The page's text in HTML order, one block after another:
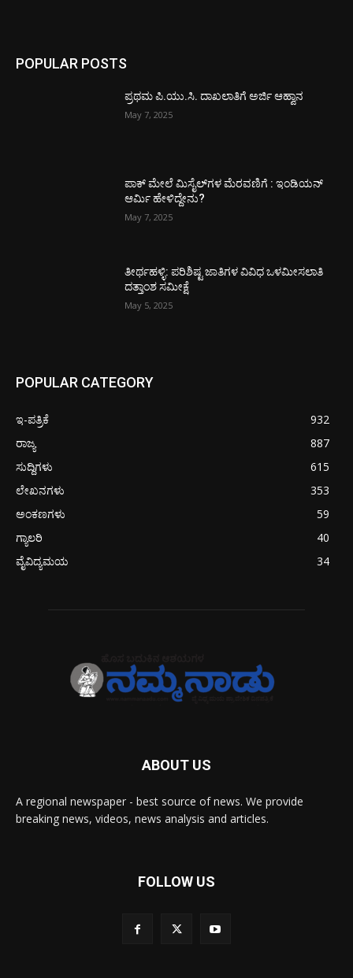
POPULAR POSTS
ಪ್ರಥಮ ಪಿ.ಯು.ಸಿ. ದಾಖಲಾತಿಗೆ ಅರ್ಜಿ ಆಹ್ವಾನ
May 7, 2025
ಪಾಕ್​ ಮೇಲೆ ಮಿಸೈಲ್​ಗಳ ಮೆರವಣಿಗೆ : ಇಂಡಿಯನ್
ಆರ್ಮಿ ಹೇಳಿದ್ದೇನು?
May 7, 2025
ತೀರ್ಥಹಳ್ಳಿ: ಪರಿಶಿಷ್ಟ ಜಾತಿಗಳ ವಿವಿಧ ಒಳಮೀಸಲಾತಿ
ದತ್ತಾಂಶ ಸಮೀಕ್ಷೆ
May 5, 2025
POPULAR CATEGORY
ಇ-ಪತ್ರಿಕೆ
932
ರಾಜ್ಯ
887
ಸುದ್ದಿಗಳು
615
ಲೇಖನಗಳು
353
ಅಂಕಣಗಳು
59
ಗ್ಯಾಲರಿ
40
ವೈವಿದ್ಯಮಯ
34
ABOUT US
A regional newspaper - best source of news. We provide
breaking news, videos, news analysis and articles.
FOLLOW US